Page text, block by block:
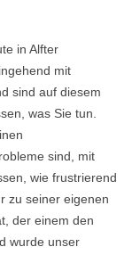
in Alfter
mit
sind auf diesem
was Sie tun.
sind, mit
wie frustrierend
zu seiner eigenen
der einem den
wurde unser